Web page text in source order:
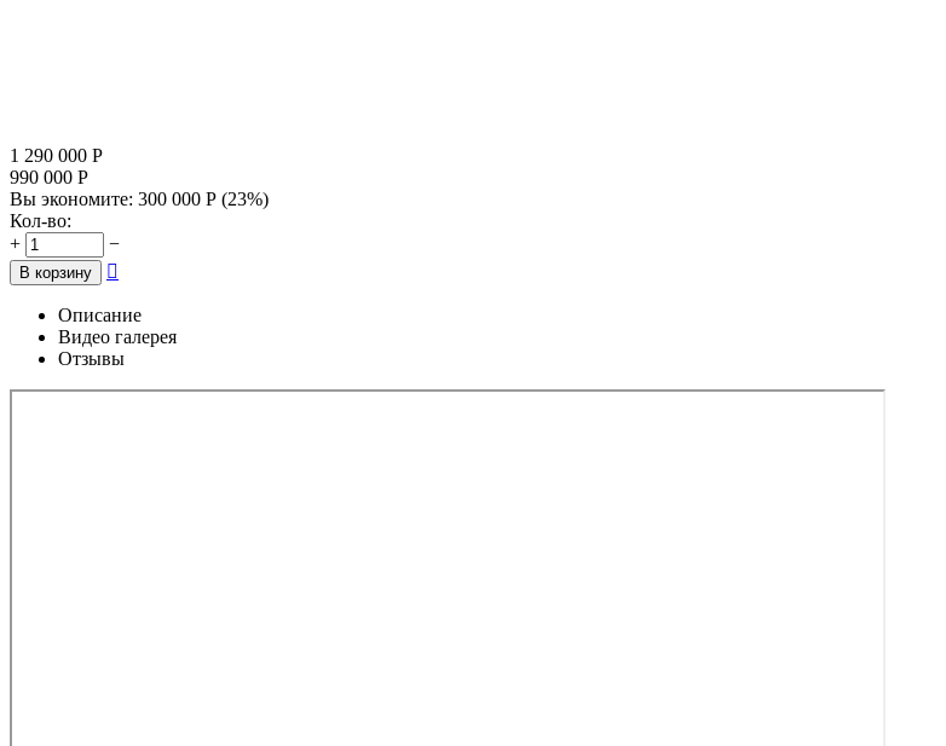
1 290 000 Р
990 000 Р
Вы экономите: 300 000 Р (23%)
Кол-во:
+
−
В корзину 
Описание
Видео галерея
Отзывы